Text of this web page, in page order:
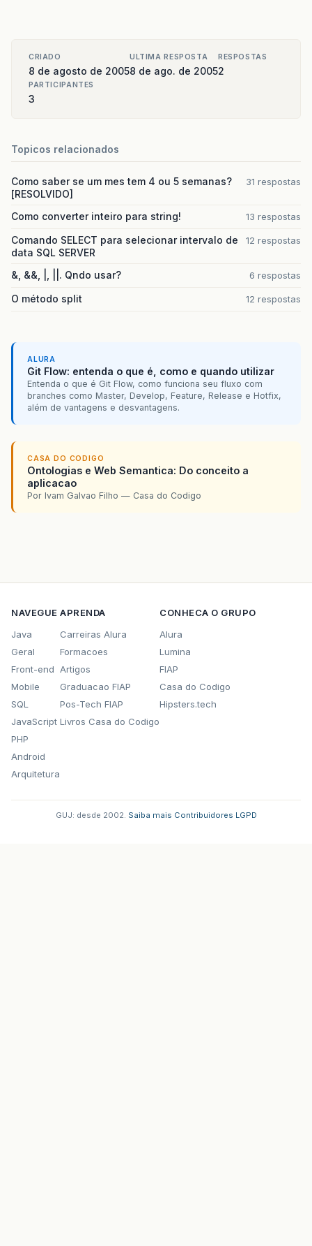
CRIADO
8 de agosto de 2005
ULTIMA RESPOSTA
8 de ago. de 2005
RESPOSTAS
2
PARTICIPANTES
3
Topicos relacionados
Como saber se um mes tem 4 ou 5 semanas?
[RESOLVIDO]
31 respostas
Como converter inteiro para string! 13 respostas
Comando SELECT para selecionar intervalo de
data SQL SERVER
12 respostas
&, &&, |, ||. Qndo usar? 6 respostas
O método split 12 respostas
ALURA
Git Flow: entenda o que é, como e quando utilizar
Entenda o que é Git Flow, como funciona seu fluxo com
branches como Master, Develop, Feature, Release e Hotfix,
além de vantagens e desvantagens.
CASA DO CODIGO
Ontologias e Web Semantica: Do conceito a
aplicacao
Por Ivam Galvao Filho — Casa do Codigo
NAVEGUE
Java
Geral
Front-end
Mobile
SQL
JavaScript
PHP
Android
Arquitetura
APRENDA
Carreiras Alura
Formacoes
Artigos
Graduacao FIAP
Pos-Tech FIAP
Livros Casa do Codigo
CONHECA O GRUPO
Alura
Lumina
FIAP
Casa do Codigo
Hipsters.tech
GUJ: desde 2002. Saiba mais Contribuidores LGPD